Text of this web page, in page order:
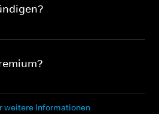
weitere Informationen